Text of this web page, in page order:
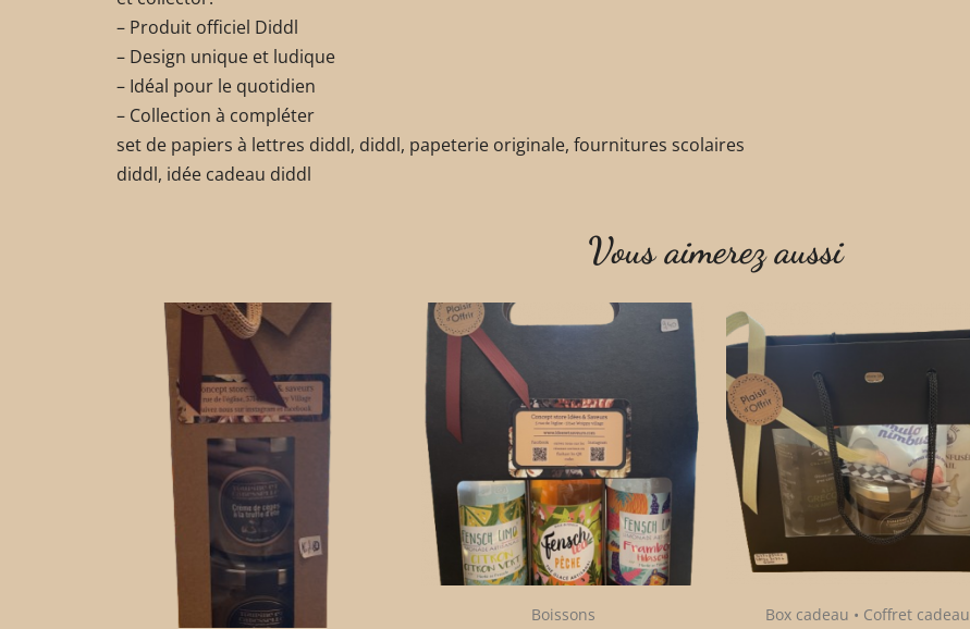
– Produit officiel Diddl
– Design unique et ludique
– Idéal pour le quotidien
– Collection à compléter
set de papiers à lettres diddl, diddl, papeterie originale, fournitures scolaires
diddl, idée cadeau diddl
Vous aimerez aussi
Boissons Box cadeau • Coffret cadeau